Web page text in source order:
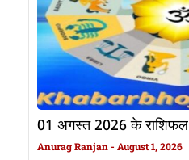
01 अगस्त 2026 के राशिफल
Anurag Ranjan August 1, 2026